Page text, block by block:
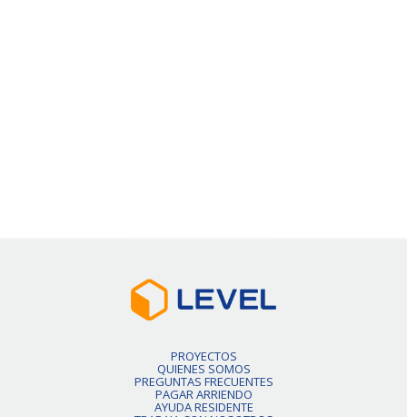
PROYECTOS
QUIENES SOMOS
PREGUNTAS FRECUENTES
PAGAR ARRIENDO
AYUDA RESIDENTE